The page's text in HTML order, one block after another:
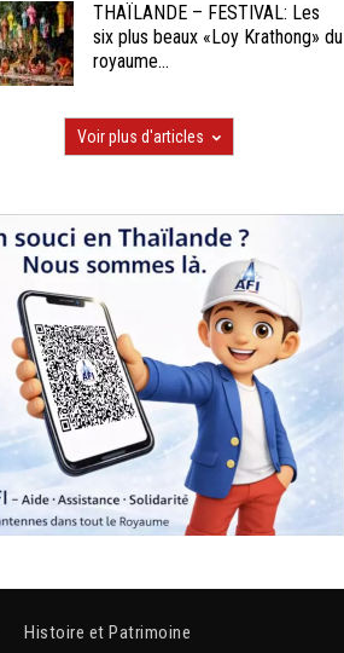
THAÏLANDE – FESTIVAL: Les
six plus beaux «Loy Krathong» du
royaume...
Voir plus d'articles
Histoire et Patrimoine